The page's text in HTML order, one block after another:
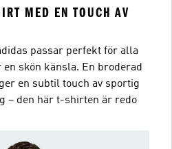
MED EN TOUCH AV
passar perfekt för alla
skön känsla. En broderad
en subtil touch av sportig
– den här t-shirten är redo